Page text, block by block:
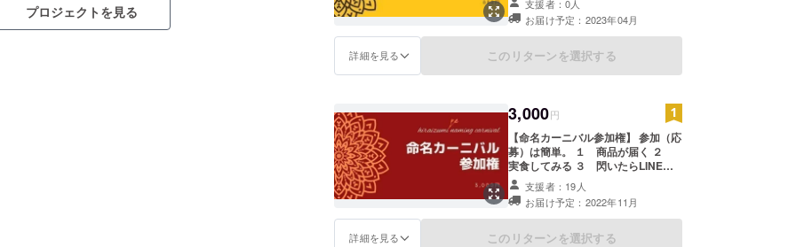
プロジェクトを見る
一斉販売したい！と考えています。
まだまだ移動しづらい世の中です
し、なにより商品を通してもっと平
泉に関心を持ってもらうことは、今
き小売店様を大々的に募集します。
全国津々浦々のお客様との接点とな
る小売店の存在と関係性、そしてそ
のネットワークは、当プロジェクト
の成功と平泉の未来を良い方向に導
くカギだと思っています。互いにプ
ラスになる末永いお付き合いができ
れば幸せです。 ●小売店様限定 商
売なので末広がりの金額にしました
●2023年4月初めの販売開始を予定
支援者：0人
お届け予定：2023年04月
詳細を見る このリターンを選択する
3,000円
【命名カーニバル参加権】 参加（応
募）は簡単。 １ 商品が届く ２
実食してみる ３ 閃いたらLINEで
投稿 ロジカルに、直感的に、ダジャ
レ、神話から拝借、素材に寄せて
も、岩手や平泉をモチーフにする等
なんでも構いません。 【商品につい
て】 ■商品は、下記原材料など記載
支援者：19人
お届け予定：2022年11月
詳細を見る このリターンを選択する